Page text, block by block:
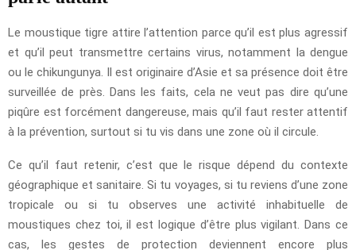
Le moustique tigre attire l’attention parce qu’il est plus agressif
et qu’il peut transmettre certains virus, notamment la dengue
ou le chikungunya. Il est originaire d’Asie et sa présence doit être
surveillée de près. Dans les faits, cela ne veut pas dire qu’une
piqûre est forcément dangereuse, mais qu’il faut rester attentif
à la prévention, surtout si tu vis dans une zone où il circule.
Ce qu’il faut retenir, c’est que le risque dépend du contexte
géographique et sanitaire. Si tu voyages, si tu reviens d’une zone
tropicale ou si tu observes une activité inhabituelle de
moustiques chez toi, il est logique d’être plus vigilant. Dans ce
cas, les gestes de protection deviennent encore plus